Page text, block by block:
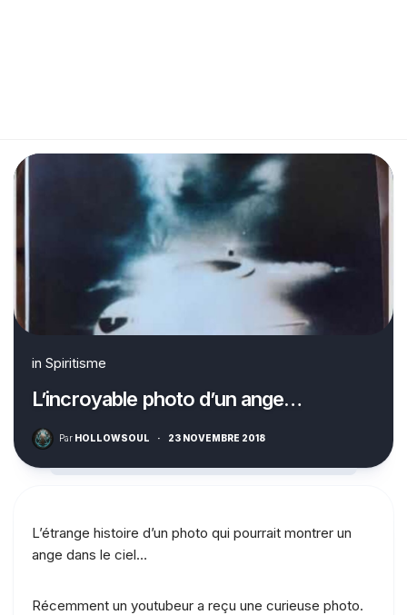
in Spiritisme
L’incroyable photo d’un ange…
Par HOLLOWSOUL · 23 NOVEMBRE 2018
L’étrange histoire d’un photo qui pourrait montrer un
ange dans le ciel…
Récemment un youtubeur a reçu une curieuse photo.